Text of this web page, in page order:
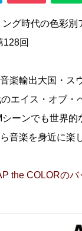
グ時代の色彩別
128回
楽輸出大国・ス
エイス・オブ
ーンでも世界
音楽を身近に楽
the COLORの